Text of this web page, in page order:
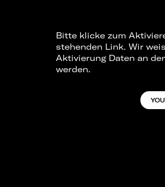
Bitte klicke zum
stehenden Link. Wir
Aktivierung Daten an
werden.